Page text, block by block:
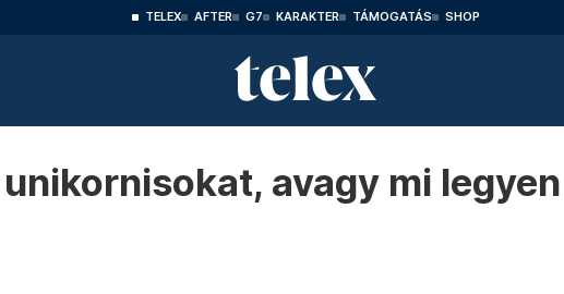
TELEX AFTER G7 KARAKTER TÁMOGATÁS SHOP
avagy mi